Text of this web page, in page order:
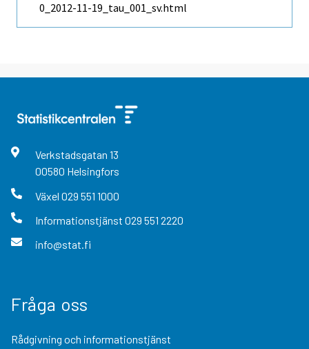
0_2012-11-19_tau_001_sv.html
Verkstadsgatan 13
00580 Helsingfors
Växel 029 551 1000
Informationstjänst 029 551 2220
info@stat.fi
Fråga oss
Rådgivning och informationstjänst